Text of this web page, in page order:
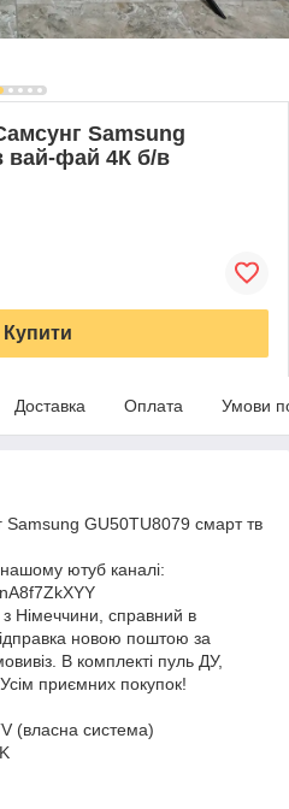
Samsung
вай-фай 4К б/в
Купити
Доставка Оплата Умови
GU50TU8079 смарт тв
ютуб каналі:
Німеччини, справний в
новою поштою за
В комплекті пуль ДУ,
приємних покупок!
(власна система)